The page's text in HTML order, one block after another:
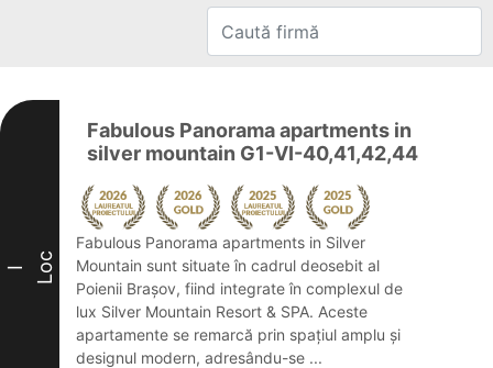
I Loc
Fabulous Panorama apartments in
silver mountain G1-VI-40,41,42,44
Fabulous Panorama apartments in Silver
Mountain sunt situate în cadrul deosebit al
Poienii Brașov, fiind integrate în complexul de
lux Silver Mountain Resort & SPA. Aceste
apartamente se remarcă prin spațiul amplu și
designul modern, adresându-se ...